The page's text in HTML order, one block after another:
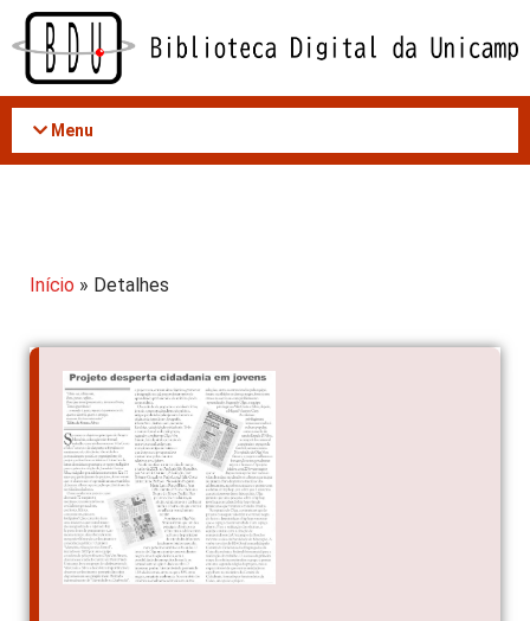
Acessar
conteúdo
Menu
Início » Detalhes